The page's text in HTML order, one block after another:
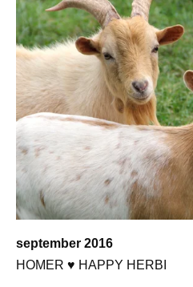
september 2016
HOMER ♥ HAPPY HERBI